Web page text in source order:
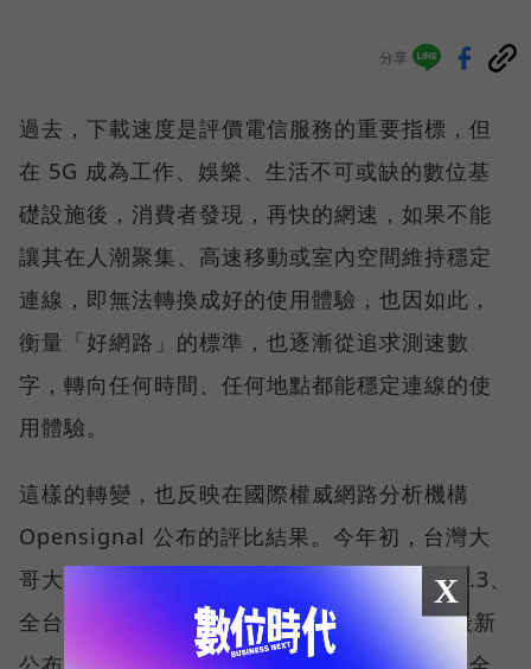
分享
過去，下載速度是評價電信服務的重要指標，但
在 5G 成為工作、娛樂、生活不可或缺的數位基
礎設施後，消費者發現，再快的網速，如果不能
讓其在人潮聚集、高速移動或室內空間維持穩定
連線，即無法轉換成好的使用體驗，也因如此，
衡量「好網路」的標準，也逐漸從追求測速數
字，轉向任何時間、任何地點都能穩定連線的使
用體驗。
這樣的轉變，也反映在國際權威網路分析機構
Opensignal 公布的評比結果。今年初，台灣大
哥大不僅率先奪下「 4G／5G 在線率全球 No.3、
全台 No.1 」國際級榮譽，在 Opensignal 最新
X